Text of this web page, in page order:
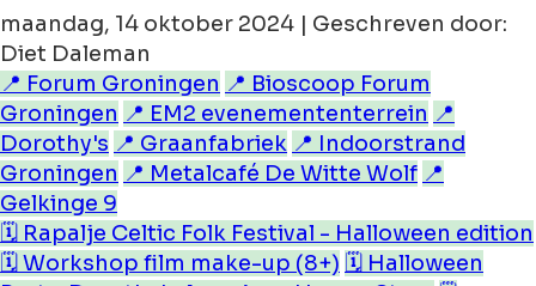
maandag, 14 oktober 2024 | Geschreven door:
Diet Daleman
📍 Forum Groningen 📍 Bioscoop Forum
Groningen 📍 EM2 evenemententerrein 📍
Dorothy's 📍 Graanfabriek 📍 Indoorstrand
Groningen 📍 Metalcafé De Witte Wolf 📍
Gelkinge 9
🗓️ Rapalje Celtic Folk Festival - Halloween edition
🗓️ Workshop film make-up (8+) 🗓️ Halloween